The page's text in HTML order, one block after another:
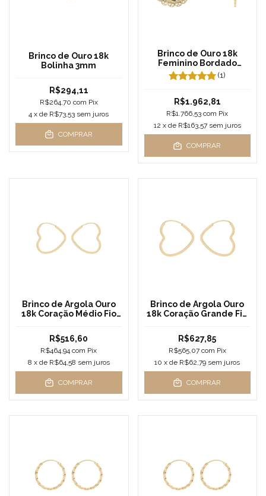
Brinco de Ouro 18k
Bolinha 3mm
R$294,11
R$264,70 com Pix
4 x de R$73,53 sem juros
COMPRAR
Brinco de Ouro 18k
Feminino Bordado
Escrava (1)
R$1.962,81
R$1.766,53com Pix
12 x de R$163,57 sem juros
COMPRAR
Brinco de Argola Ouro
18k Coração Médio Fio
R$516,60
R$464,94com Pix
8 x de R$64,58 sem juros
COMPRAR
Brinco de Argola Ouro
18k Coração Grande Fio
R$627,85
R$565,07 com Pix
10 x de R$62,79 sem juros
COMPRAR